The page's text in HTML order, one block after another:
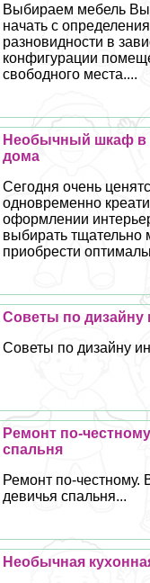
Выбираем мебель
начать с
разновидности в
конфигурации
свободного места....
Необычный шкаф в
дома
Сегодня очень
одновременно
оформлении
выбирать тщательно
приобрести
Советы по дизайну
Советы по дизайну
Ремонт по-
спальня
Ремонт по-честному.
девичья спальня...
Необычная